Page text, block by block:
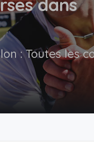
dans
: Toutes les